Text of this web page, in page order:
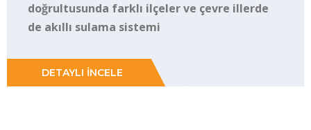
doğrultusunda farklı ilçeler ve çevre illerde
de akıllı sulama sistemi
DETAYLI İNCELE